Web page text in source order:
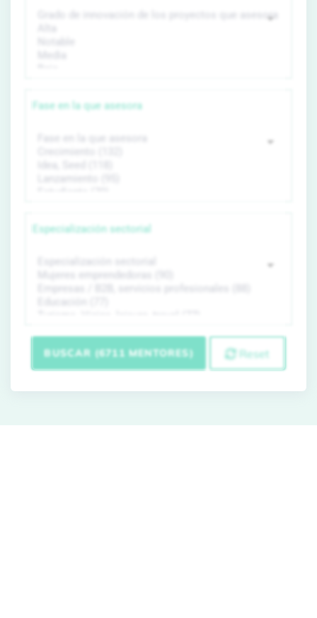
Fase en la que asesora
Especialización sectorial
BUSCAR (6711 MENTORES) Reset